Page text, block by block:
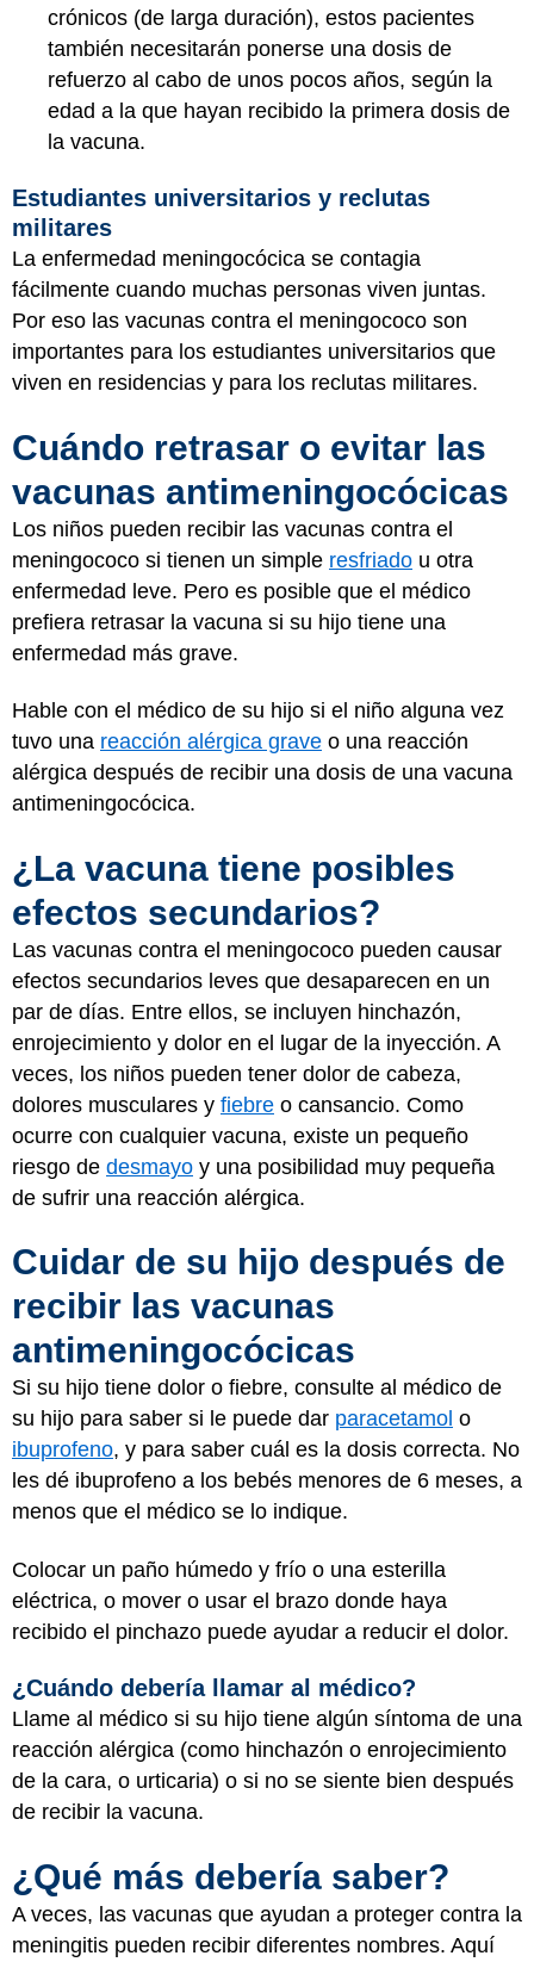
crónicos (de larga duración), estos pacientes
también necesitarán ponerse una dosis de
refuerzo al cabo de unos pocos años, según la
edad a la que hayan recibido la primera dosis de
la vacuna.
Estudiantes universitarios y reclutas
militares
La enfermedad meningocócica se contagia
fácilmente cuando muchas personas viven juntas.
Por eso las vacunas contra el meningococo son
importantes para los estudiantes universitarios que
viven en residencias y para los reclutas militares.
Cuándo retrasar o evitar las
vacunas antimeningocócicas
Los niños pueden recibir las vacunas contra el
meningococo si tienen un simple resfriado u otra
enfermedad leve. Pero es posible que el médico
prefiera retrasar la vacuna si su hijo tiene una
enfermedad más grave.
Hable con el médico de su hijo si el niño alguna vez
tuvo una reacción alérgica grave o una reacción
alérgica después de recibir una dosis de una vacuna
antimeningocócica.
¿La vacuna tiene posibles
efectos secundarios?
Las vacunas contra el meningococo pueden causar
efectos secundarios leves que desaparecen en un
par de días. Entre ellos, se incluyen hinchazón,
enrojecimiento y dolor en el lugar de la inyección. A
veces, los niños pueden tener dolor de cabeza,
dolores musculares y fiebre o cansancio. Como
ocurre con cualquier vacuna, existe un pequeño
riesgo de desmayo y una posibilidad muy pequeña
de sufrir una reacción alérgica.
Cuidar de su hijo después de
recibir las vacunas
antimeningocócicas
Si su hijo tiene dolor o fiebre, consulte al médico de
su hijo para saber si le puede dar paracetamol o
ibuprofeno, y para saber cuál es la dosis correcta. No
les dé ibuprofeno a los bebés menores de 6 meses, a
menos que el médico se lo indique.
Colocar un paño húmedo y frío o una esterilla
eléctrica, o mover o usar el brazo donde haya
recibido el pinchazo puede ayudar a reducir el dolor.
¿Cuándo debería llamar al médico?
Llame al médico si su hijo tiene algún síntoma de una
reacción alérgica (como hinchazón o enrojecimiento
de la cara, o urticaria) o si no se siente bien después
de recibir la vacuna.
¿Qué más debería saber?
A veces, las vacunas que ayudan a proteger contra la
meningitis pueden recibir diferentes nombres. Aquí